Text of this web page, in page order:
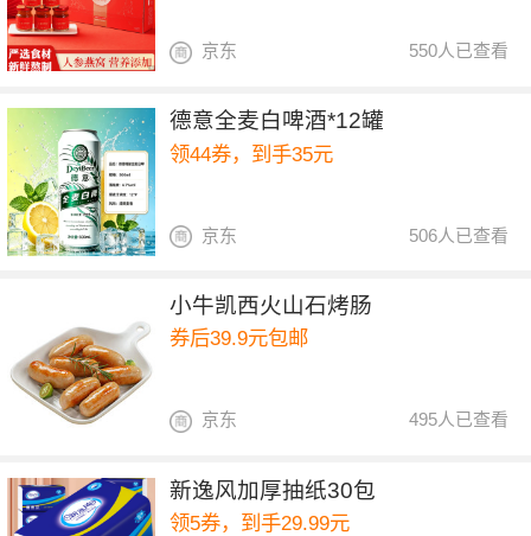
550人已查看
京东
德意全麦白啤酒*12罐
领44券，到手35元
506人已查看
京东
小牛凯西火山石烤肠
券后39.9元包邮
495人已查看
京东
新逸风加厚抽纸30包
领5券，到手29.99元